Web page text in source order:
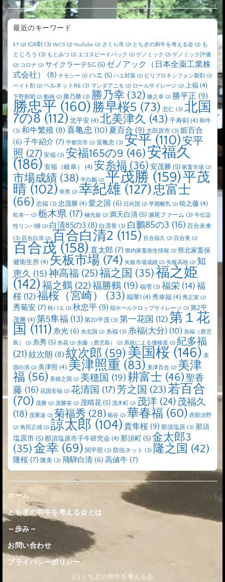
最近のキーワード
ET (2) IGR剤 (3) WCS (2) YouTube (2) さくら市 (2) とちぎの和牛を考える会 (2) も
とじろう (3) もとみつ (2) エコスピードパック (2) ゲノミック (2) ゲノミック評価
(2) コロナ (2) サイクラーテSG(5) ゼノアック（日本全薬工業株
式会社）
(8) チモシー (2) ハエ (5) ハエ対策 (2) ピリプロキシフェン製剤 (2)
ベイト剤 (2) ペルネットR6 (3) マンダアニモ (2) ロールサイレージ (2) 上福 (4)
下野新聞 (2) 動画 (2) 勝乃勝 (3) 勝乃幸 (32) 勝之幸 (2) 勝平正 (9)
勝忠平 (160)勝早桜5 (73) 北仁 (3) 北国
7の8 (112) 北平安 (4) 北美津久 (43) 千寿剣 (4) 和牛
(3) 和牛繁殖 (8) 喜亀忠 (10) 夏百合 (9) 大田原市 (3) 姫百合
(6) 子牛紹介 (7) 宇都宮市 (2) 安亀忠 (3) 安平(110)安平
照 (27) 安福 (3) 安福165の9 (46)安福久
(186) 安福（岐阜） (4) 安糸福 (36) 安茂勝 (5) 家畜市場 (2)
市場成績 (38) 平白鵬 (2) 平茂勝 (159)平茂
晴 (102) 幸男 (2) 幸紀雄 (127)忠富士
(66) 忠福 (3) 忠茂勝 (4) 愛之国 (6) 日向国 (2) 早期離乳 (2) 暁之藤 (4)
松本一 (2) 栃木県 (17) 極光姫 (2) 満天白清(5) 瀬尾ファーム (3) 牛伝染
性リンパ腫 (2) 白清85の3 (8) 白清誉 (3) 白鵬85の3 (16) 百合未来
(3) 百合白清 (2) 百合白清2 (115) 百合福久 (2) 百合美 (2)
百合茂 (158) 直太郎 (7) 県内家畜衛生情報 (2) 県北家畜保
健衛生所 (4) 矢板市場 (74) 矢板市場成績 (2) 矢板高校 (2) 知
恵久 (15) 神高福 (25)福之国 (35)福之姫
(142)福之鶴 (22)福勝鶴 (19) 福増 (3) 福栄 (14) 福
桜 (12)福桜（宮崎） (33) 福華1 (4) 秀幸福 (4) 秀正実 (2)
秀菊安 (7) 秋バエ (2) 秋忠平 (9) 稲ホールクロップサイレージ (2) 第2平
茂勝 (4) 第5隼福 (13) 第20平茂 (3) 第一花国 (12) 第１花
国 (111) 糸光 (6) 糸北国 (2) 糸福 (3) 糸福(大分) (10) 糸福（鹿児
島）
(2) 糸秀 (5) 糸花 (2) 糸藤（鹿児島） (2) 系統による価格差 (2) 紀多福
(21) 紋次朗 (8) 紋次郎 (59)美国桜 (146) 美
国白清 (2) 美津照 (4) 美津照重 (83) 美津百合 (2) 美津
福 (56) 美穂之国 (2) 美穂国 (19)耕富士 (46)聖香
藤 (16) 花国安福 (2) 花清国 (17)芳之国 (23)若百合
(70) 茂勝 (2) 茂勝栄 (2) 茂晴花(5) 茂木町 (2) 茂洋 (24)茂福久
(18) 茂重波 (2) 菊福秀 (28) 菊谷 (2) 華春福 (60) 西那須野
(2) 角田正雄 (2) 諒太郎 (104) 貴隼桜 (9) 那須塩原 (3) 那須
塩原市(5) 那須塩原市子牛研究会 (4) 那須町 (5)金太郎3
(35)金幸 (69) 関平照 (3) 防虫ネット (3) 隆之国 (42)
隆桜 (7) 隆美 (3) 飛騨白清 (6) 高値牛 (7)
ホーム
とちぎの和牛を考える会とは
～歩み～
お問い合わせ
プライバシーポリシー
(C) とちぎの和牛を考える会